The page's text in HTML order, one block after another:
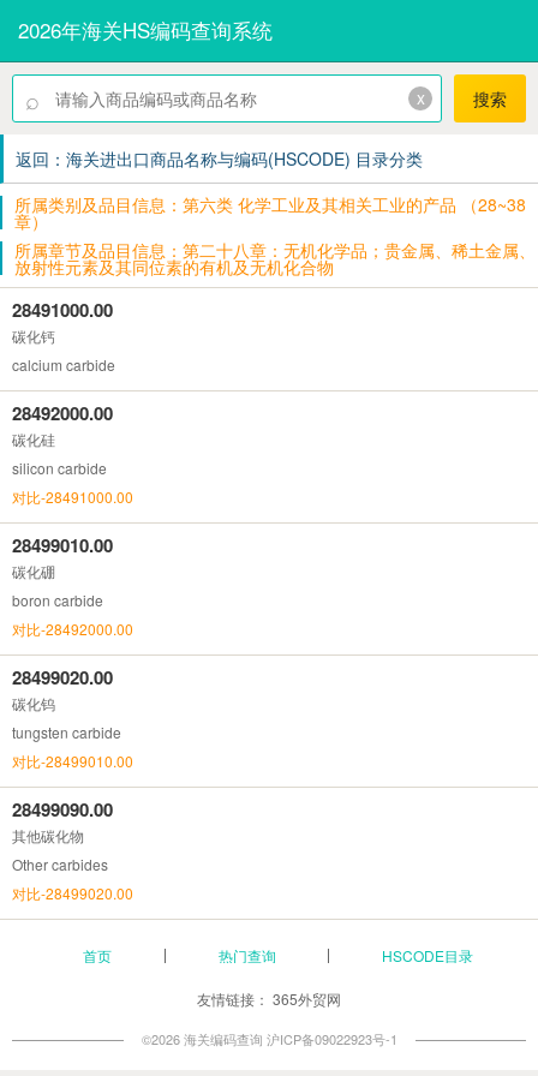
2026年海关HS编码查询系统
⌕ x 搜索
返回：海关进出口商品名称与编码(HSCODE) 目录分类
所属类别及品目信息：第六类 化学工业及其相关工业的产品 （28~38
章）
所属章节及品目信息：第二十八章：无机化学品；贵金属、稀土金属、
放射性元素及其同位素的有机及无机化合物
28491000.00
碳化钙
calcium carbide
28492000.00
碳化硅
silicon carbide
对比-28491000.00
28499010.00
碳化硼
boron carbide
对比-28492000.00
28499020.00
碳化钨
tungsten carbide
对比-28499010.00
28499090.00
其他碳化物
Other carbides
对比-28499020.00
首页 热门查询 HSCODE目录
友情链接： 365外贸网
©2026 海关编码查询 沪ICP备09022923号-1